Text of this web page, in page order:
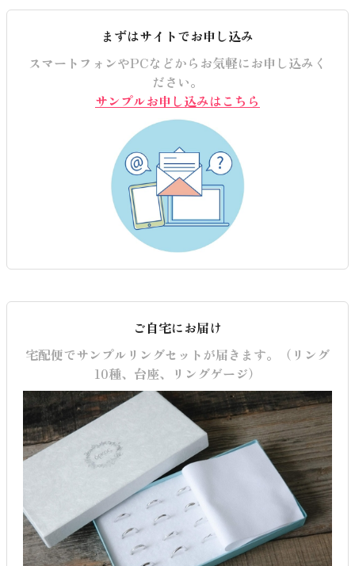
まずはサイトでお申し込み
スマートフォンやPCなどからお気軽にお申し込みく
ださい。
サンプルお申し込みはこちら
ご自宅にお届け
宅配便でサンプルリングセットが届きます。（リング
10種、台座、リングゲージ）